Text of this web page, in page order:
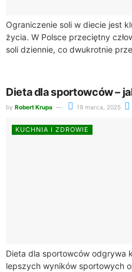
Ograniczenie soli w diecie jest
życia. W Polsce przeciętny
soli dziennie, co dwukrotnie
Dieta dla sportowców –
by Robert Krupa 19 marca, 2025
KUCHNIA I ZDROWIE
Dieta dla sportowców odgrywa
lepszych wyników sportowych